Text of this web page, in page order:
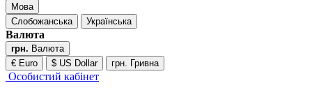
Мова
Слобожанська
Українська
Валюта
грн. Валюта
€ Euro
$ US Dollar грн. Гривна
Особистий кабінет